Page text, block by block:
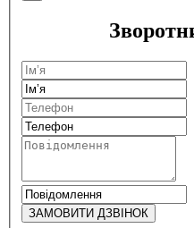
ЗАМОВИТИ ДЗВІНОК